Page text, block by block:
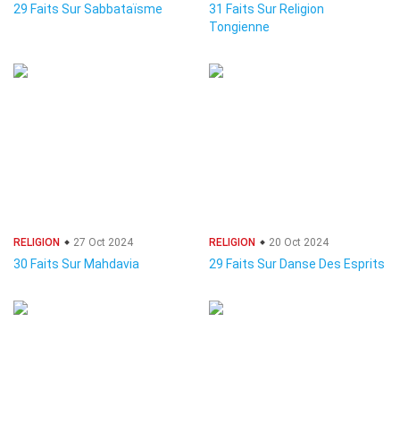
29 Faits Sur Sabbataïsme
31 Faits Sur Religion
Tongienne
RELIGION 27 Oct 2024
30 Faits Sur Mahdavia
RELIGION 20 Oct 2024
29 Faits Sur Danse Des Esprits